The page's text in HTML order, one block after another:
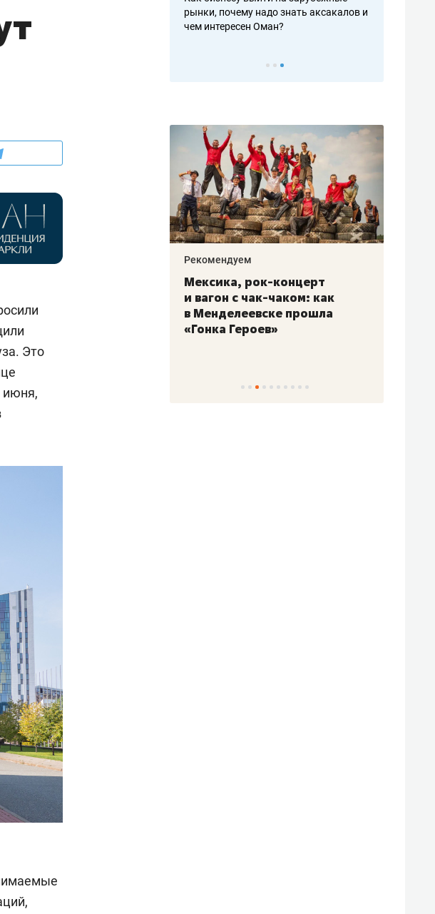
Это
июня,
налогах и развитии без кредитов
рынки, почему надо знать аксакалов и
чем интересен Оман?
и физическим
как основа
команд
Рекомендуем
Мексика, рок-концерт
и вагон с чак-чаком: как
в Менделеевске прошла
«Гонка Героев»